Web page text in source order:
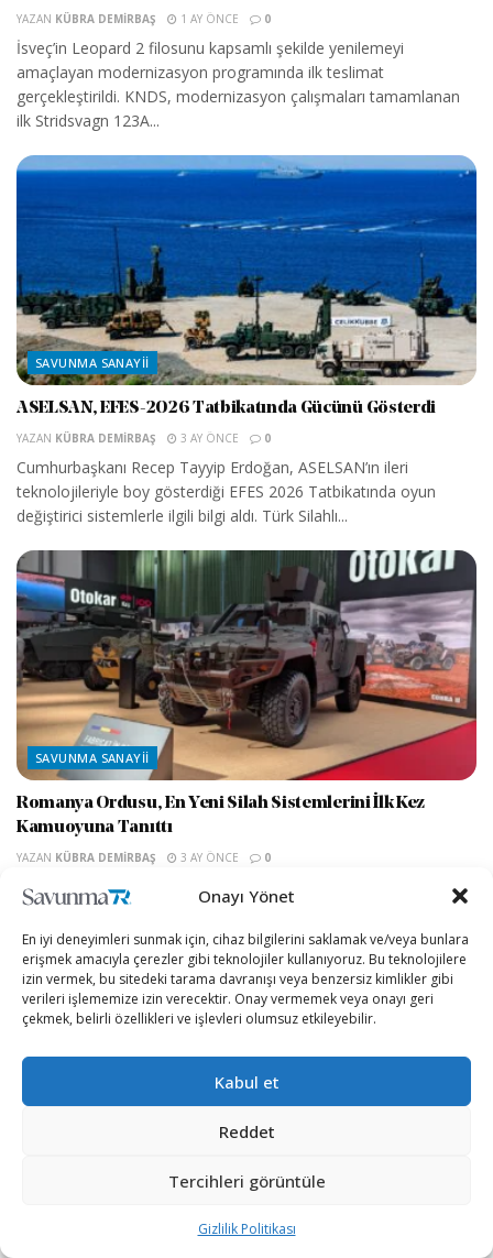
Onayı Yönet
En iyi deneyimleri sunmak için, cihaz bilgilerini saklamak ve/veya bunlara
erişmek amacıyla çerezler gibi teknolojiler kullanıyoruz. Bu teknolojilere
izin vermek, bu sitedeki tarama davranışı veya benzersiz kimlikler gibi
verileri işlememize izin verecektir. Onay vermemek veya onayı geri
çekmek, belirli özellikleri ve işlevleri olumsuz etkileyebilir.
Kabul et
Reddet
Tercihleri görüntüle
Gizlilik Politikası
YAZAN KÜBRA DEMIRBAŞ 1 AY ÖNCE 0
İsveç’in Leopard 2 filosunu kapsamlı şekilde yenilemeyi
amaçlayan modernizasyon programında ilk teslimat
gerçekleştirildi. KNDS, modernizasyon çalışmaları tamamlanan
ilk Stridsvagn 123A...
SAVUNMA SANAYII
ASELSAN, EFES-2026 Tatbikatında Gücünü Gösterdi
YAZAN KÜBRA DEMIRBAŞ 3 AY ÖNCE 0
Cumhurbaşkanı Recep Tayyip Erdoğan, ASELSAN’ın ileri
teknolojileriyle boy gösterdiği EFES 2026 Tatbikatında oyun
değiştirici sistemlerle ilgili bilgi aldı. Türk Silahlı...
SAVUNMA SANAYII
Romanya Ordusu, En Yeni Silah Sistemlerini İlk Kez
Kamuoyuna Tanıttı
YAZAN KÜBRA DEMIRBAŞ 3 AY ÖNCE 0
Romanya’nın başkenti Bükreş’te düzenlenen Black Sea Defense
& Aerospace (BSDA) 2026 fuarı, ülkenin son dönemde hız
verdiği savunma modernizasyon programının...
ALKA-KAPLAN Hibrit yeni yetenekleriyle
SAHA’da
Anadolu Savunma, SAHA 2026’da SEYİT 4×4 ile
araçlarıyla SAHA’da yerini alacak